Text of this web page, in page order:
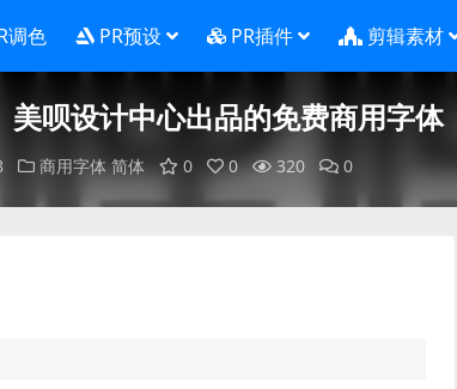
调色 PR预设 PR插件 剪辑素材
美呗设计中心出品的免费商用字体
商用字体 简体 0 0 320 0